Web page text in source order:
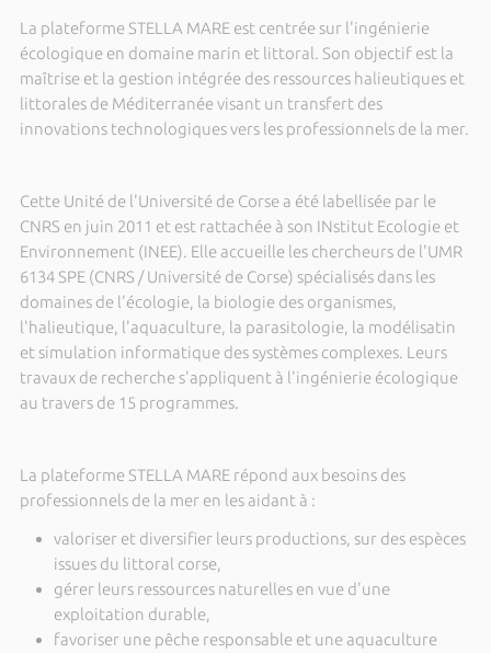
La plateforme STELLA MARE est centrée sur l'ingénierie
écologique en domaine marin et littoral. Son objectif est la
maîtrise et la gestion intégrée des ressources halieutiques et
littorales de Méditerranée visant un transfert des
innovations technologiques vers les professionnels de la mer.
Cette Unité de l'Université de Corse a été labellisée par le
CNRS en juin 2011 et est rattachée à son INstitut Ecologie et
Environnement (INEE). Elle accueille les chercheurs de l'UMR
6134 SPE (CNRS / Université de Corse) spécialisés dans les
domaines de l'écologie, la biologie des organismes,
l'halieutique, l'aquaculture, la parasitologie, la modélisatin
et simulation informatique des systèmes complexes. Leurs
travaux de recherche s'appliquent à l'ingénierie écologique
au travers de 15 programmes.
La plateforme STELLA MARE répond aux besoins des
professionnels de la mer en les aidant à :
valoriser et diversifier leurs productions, sur des espèces
issues du littoral corse,
gérer leurs ressources naturelles en vue d'une
exploitation durable,
favoriser une pêche responsable et une aquaculture